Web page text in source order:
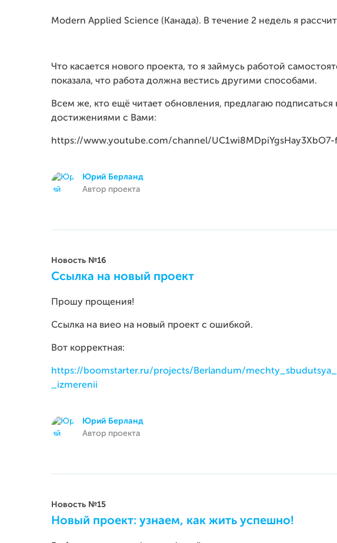
Modern Applied Science (Канада). В течение 2 недель я
Что касается нового проекта, то я займусь работой
показала, что работа должна вестись другими способами.
Всем же, кто ещё читает обновления, предлагаю
достижениями с Вами:
https://www.youtube.com/channel/UC1wi8MDpiYgsHay3XbO7-
Юрий Берланд
Автор проекта
Новость №16
Ссылка на новый проект
Прошу прощения!
Ссылка на виео на новый проект с ошибкой.
Вот корректная:
https://boomstarter.ru/projects/Berlandum/
_izmerenii
Юрий Берланд
Автор проекта
Новость №15
Новый проект: узнаем, как жить успешно!